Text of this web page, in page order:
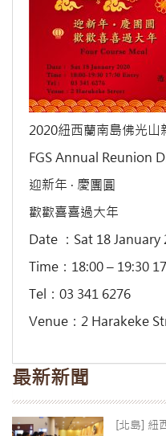
2020紐西蘭南島佛光山
FGS Annual Reunion
迎新年 · 慶團圓
歡歡喜喜過大年
Date ：Sat 18 January
Time：18:00 – 19:30
Tel：03 341 6276
Venue：2 Harakeke
最新新聞
[北島] 紐